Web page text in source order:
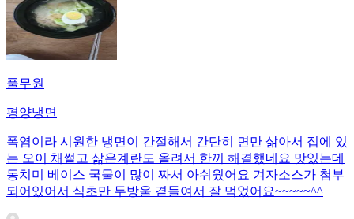
풀무원
평양냉면
폭염이라 시원한 냉면이 간절해서 간단히 면만 삶아서 집에 있
는 오이 채썰고 삶은계란도 올려서 한끼 해결했네요 맛있는데
동치미 베이스 국물이 많이 짜서 아쉬웠어요 겨자소스가 첨부
되어있어서 식초만 두방울 곁들여서 잘 먹었어요~~~~~^^